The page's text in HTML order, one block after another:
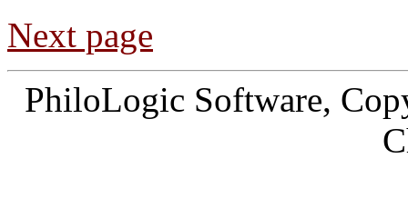
Next page
PhiloLogic Software,